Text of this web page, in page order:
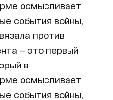
осмысливает
события войны,
против
— это первый
в
осмысливает
события войны,